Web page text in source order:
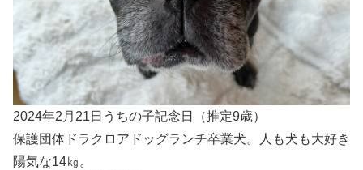
2024年2月21日うちの子記念日（推定9歳）
保護団体ドラクロアドッグランチ卒業犬。人も犬も大好き
陽気な14㎏。